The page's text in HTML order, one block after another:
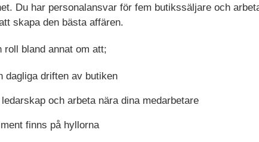
Du har personalansvar för fem butikssäljare och
skapa den bästa affären.
roll bland annat om att;
dagliga driften av butiken
och arbeta nära dina medarbetare
finns på hyllorna